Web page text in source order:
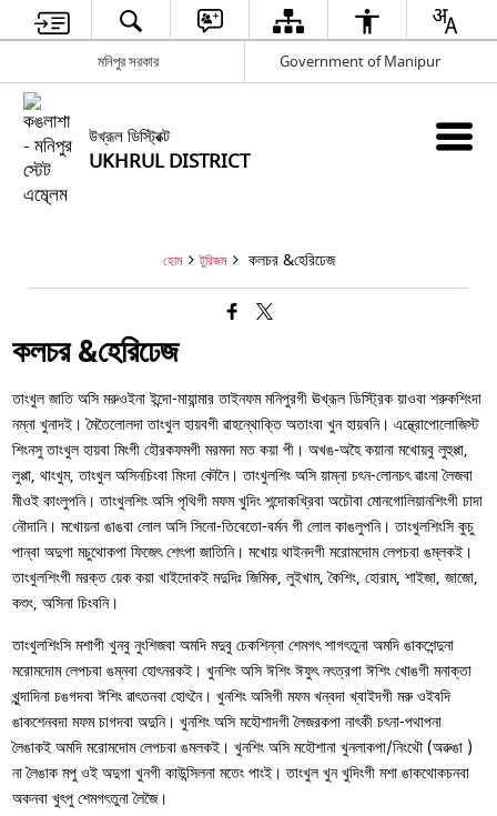
মনিপুর সরকার Government of Manipur
উখ্রূল ডিস্ট্রিক্ট
UKHRUL DISTRICT
হোম টুরিজম কলচর &হেরিঢেজ
কলচর &হেরিঢেজ
তাংখুল জাতি অসি মরুওইনা ইন্দো-মায়ান্মার তাইনফম মনিপুরগী ঊখ্রূল ডিস্ট্রিক য়াওবা শরুকশিংদা
নম্না খুনাদই। মৈতৈলোলদা তাংখুল হায়বগী ৱাহন্থোক্তি অতাংবা খুন হায়বনি। এন্থ্রোপোলোজিস্ট
শিংনসু তাংখুল হায়বা মিংগী হৌরকফমগী মরমদা মত কয়া পী। অখঙ-অহৈ কয়ানা মখোয়বু লুহুপ্পা,
লুপ্পা, থাংখুম, তাংখুল অসিনচিংবা মিংদা কৌনৈ। তাংখুলশিং অসি য়াম্না চৎন-লোনচৎ ৱাংনা লৈজবা
মীওই কাংলুপনি। তাংখুলশিং অসি পৃথিগী মফম খুদিং শন্দোকখ্রিবা অচৌবা মোনগোলিয়ানশিংগী চাদা
নৌদানি। মখোয়না ঙাঙবা লোল অসি সিনো-তিবেতো-বর্মন গী লোল কাঙলুপনি। তাংখুলশিংসি কুচু
পান্বা অদুগা মচুথোকপা ফিজেৎ শেৎপা জাতিনি। মখোয় থাইনদগী মরোমদোম লেপচবা ঙম্লকই।
তাংখুলশিংগী মরক্ত য়েক কয়া খাইদোকই মদুদিঃ জিমিক, লুইখাম, কৈশিং, হোরাম, শাইজা, জাজো,
কশুং, অসিনা চিংবনি।
তাংখুলশিংসি মশাগী খুনবু নুংশিজবা অমদি মদুবু চেকশিন্না শেমগৎ শাগৎতুনা অমদি ঙাকশেন্দুনা
মরোমদোম লেপচবা ঙম্নবা হোৎনরকই। খুনশিং অসি ঈশিং ঈফুৎ নৎত্রগা ঈশিং খোঙগী মনাক্তা
খুন্দাদিনা চঙগদবা ঈশিং ৱাৎতনবা হোৎনৈ। খুনশিং অসিগী মফম খন্বদা খ্বাইদগী মরু ওইবদি
ঙাকশেনবদা মফম চাগদবা অদুনি। খুনশিং অসি মহৌশাদগী লৈজরকপা নাৎকী চৎনা-পথাপনা
লৈঙাকই অমদি মরোমদোম লেপচবা ঙমলকই। খুনশিং অসি মহৌশানা খুনলাকপা/নিংথৌ (অৱুঙা )
না লৈঙাক মপু ওই অদুগা খুনগী কাউন্সিলনা মতেং পাংই। তাংখুল খুন খুদিংগী মশা ঙাকথোকচনবা
অকনবা খুৎপু শেমগৎতুনা লৈজৈ।